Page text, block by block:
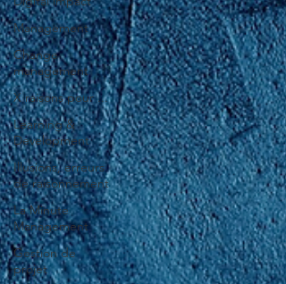
Management
Change
management
X raisons pour ...
Learning &
Development
Illusions, erreurs
de raisonnement
La Minute
Management
Gestion de
projet